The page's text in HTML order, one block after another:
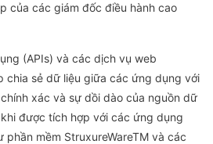
của các giám đốc điều hành cao
(APIs) và các dịch vụ web
chia sẻ dữ liệu giữa các ứng dụng với
xác và sự dồi dào của nguồn dữ
được tích hợp với các ứng dụng
mềm StruxureWareTM và các